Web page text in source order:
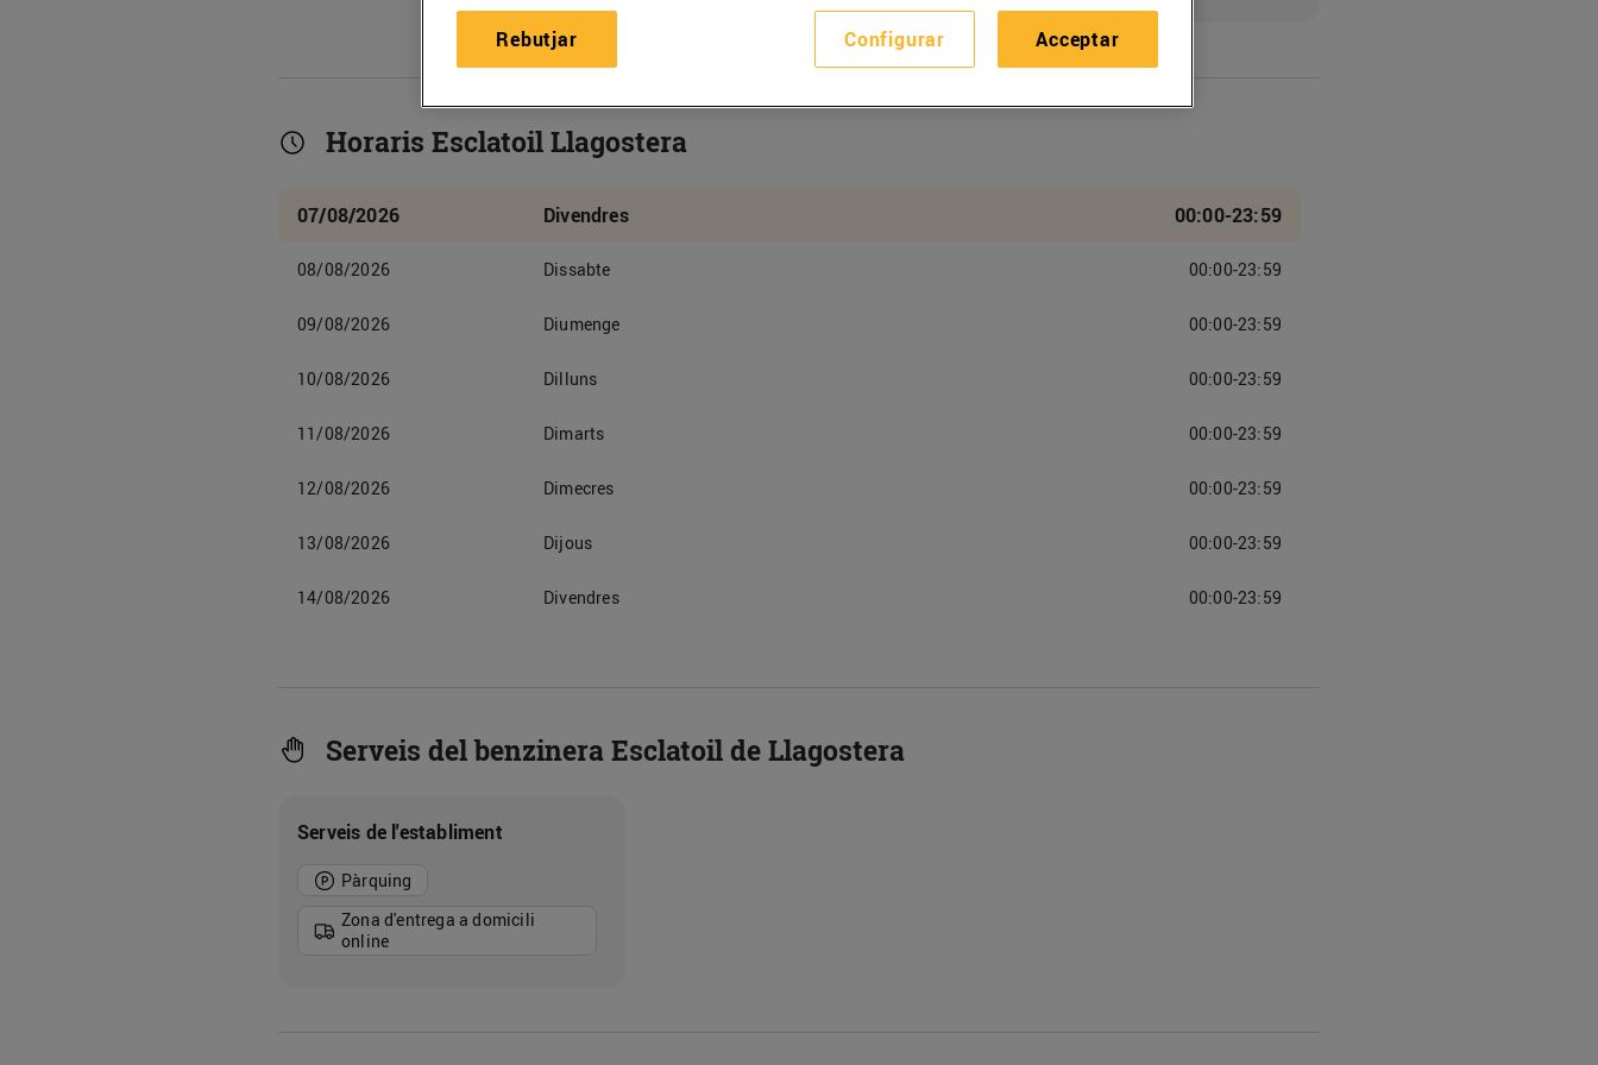
Horaris Esclatoil Llagostera
07/08/2026 Divendres 00:00-23:59
08/08/2026 Dissabte 00:00-23:59
09/08/2026 Diumenge 00:00-23:59
10/08/2026 Dilluns 00:00-23:59
11/08/2026 Dimarts 00:00-23:59
12/08/2026 Dimecres 00:00-23:59
13/08/2026 Dijous 00:00-23:59
14/08/2026 Divendres 00:00-23:59
Serveis del benzinera Esclatoil de Llagostera
Serveis de l'establiment
Pàrquing
Zona d'entrega a domicili
online
Configurar
Rebutjar Acceptar